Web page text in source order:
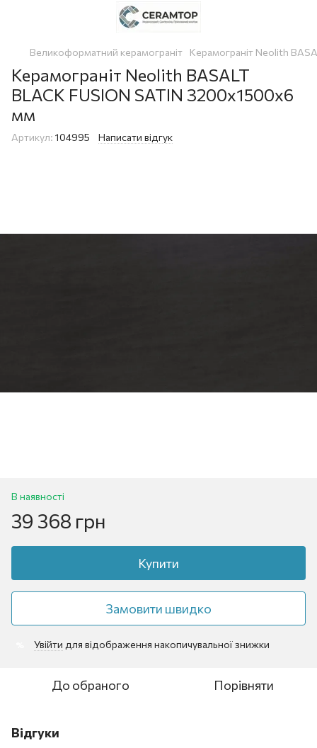
Великоформатний керамограніт Керамограніт Neolith
Керамограніт Neolith BASALT
BLACK FUSION SATIN 3200x1500x6
мм
Артикул: 104995 Написати відгук
В наявності
39 368 грн
Купити
Замовити швидко
Увійти для відображення накопичувальної знижки
До обраного Порівняти
Відгуки